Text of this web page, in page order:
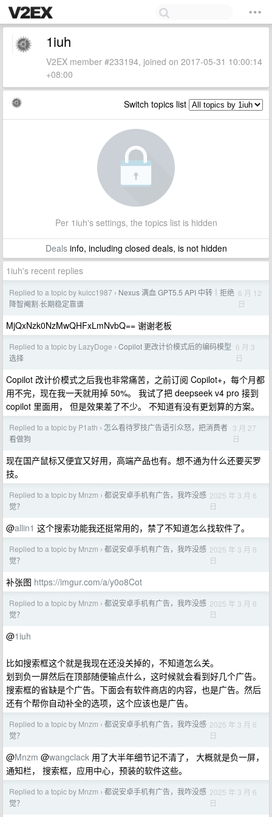
1iuh
V2EX member #233194, joined on 2017-05-31 10:00:14
+08:00
Switch topics list
Per 1iuh's settings, the topics list is hidden
Dealsinfo, including closed deals, is not hidden
1iuh's recent replies
Replied to a topic by kuicc1987 › Nexus 满血 GPT5.5 API 中转｜拒绝
降智阉割·长期稳定靠谱
6 月 12
日
MjQxNzk0NzMwQHFxLmNvbQ== 谢谢老板
Replied to a topic by LazyDoge › Copilot 更改计价模式后的编码模型
选择
6 月 3
日
Copilot 改计价模式之后我也非常痛苦，之前订阅 Copilot+，每个月都
用不完，现在我一天就用掉 50%。 我试了把 deepseek v4 pro 接到
copilot 里面用， 但是效果差了不少。 不知道有没有更划算的方案。
Replied to a topic by P1ath › 怎么看待罗技广告语引众怒，把消费者
看做狗
3 月 27
日
现在国产鼠标又便宜又好用，高端产品也有。想不通为什么还要买罗
技。
Replied to a topic by Mnzm › 都说安卓手机有广告，我咋没感
觉？
2025 年 3 月 6
日
@allin1 这个搜索功能我还挺常用的，禁了不知道怎么找软件了。
Replied to a topic by Mnzm › 都说安卓手机有广告，我咋没感
觉？
2025 年 3 月 6
日
补张图 https://imgur.com/a/y0o8Cot
Replied to a topic by Mnzm › 都说安卓手机有广告，我咋没感
觉？
2025 年 3 月 6
日
@1iuh
比如搜索框这个就是我现在还没关掉的，不知道怎么关。
划到负一屏然后在顶部随便输点什么，这时候就会看到好几个广告。
搜索框的省缺是个广告。下面会有软件商店的内容，也是广告。然后
还有个帮你自动补全的选项，这个应该也是广告。
Replied to a topic by Mnzm › 都说安卓手机有广告，我咋没感
觉？
2025 年 3 月 6
日
@Mnzm @wangclack 用了大半年细节记不清了， 大概就是负一屏，
通知栏， 搜索框，应用中心，预装的软件这些。
Replied to a topic by Mnzm › 都说安卓手机有广告，我咋没感
觉？
2025 年 3 月 6
日